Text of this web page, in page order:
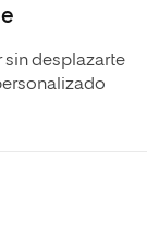
desplazarte